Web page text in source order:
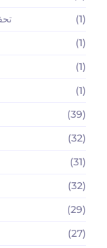
(1)
(1)
(1)
(1)
(39)
(32)
(31)
(32)
(29)
(27)